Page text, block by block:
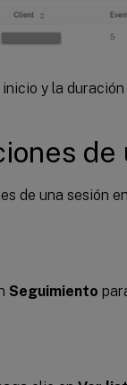
y la
de
de una sesión
Seguimiento